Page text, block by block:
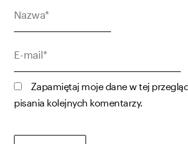
mail*
Zapamiętaj moje dane w tej
pisania kolejnych komentarzy.